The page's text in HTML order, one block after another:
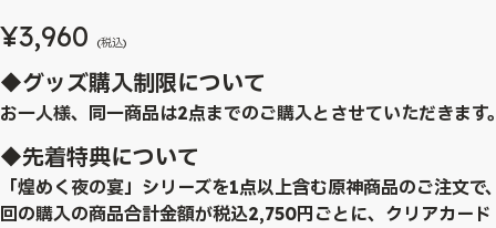
¥3,960 (税込)
◆グッズ購入制限について
お一人様、同一商品は2点までのご購入とさせていただきます
◆先着特典について
「煌めく夜の宴」シリーズを1点以上含む原神商品のご注文で
回の購入の商品合計金額が税込2,750円ごとに、クリアカード